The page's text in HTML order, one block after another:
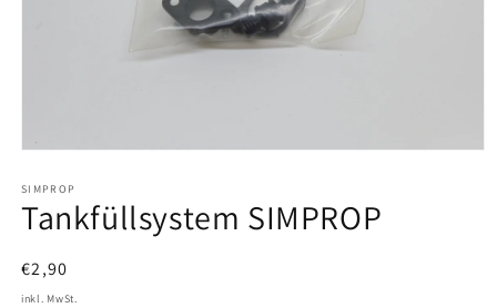
in
Modal
öffnen
SIMPROP
Tankfüllsystem SIMPROP
Normaler
Preis
€2,90
inkl. MwSt.